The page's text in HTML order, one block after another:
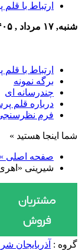
ارتباط با
شنبه, ۱۷ مرداد , ۱۴۰۵
ارتباط با
برگه نمونه
چندرسانه ای
درباره قلم
فرم
شما اینجا هستید »
صفحه اصلی »
شیرینی
گروه : آذربایجان